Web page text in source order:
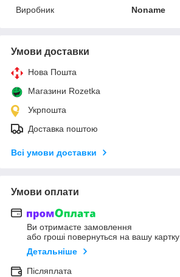
Виробник
Noname
Умови доставки
Нова Пошта
Магазини Rozetka
Укрпошта
Доставка поштою
Всі умови доставки
Умови оплати
Ви отримаєте замовлення
або гроші повернуться на вашу картку
Детальніше
Післяплата